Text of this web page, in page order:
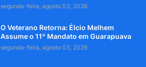
segunda-feira, agosto 03, 2026
O Veterano Retorna: Élcio Melhem
Assume o 11º Mandato em Guarapuava
segunda-feira, agosto 03, 2026